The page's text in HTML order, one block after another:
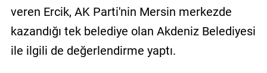
veren Ercik, AK Parti'nin Mersin merkezde
kazandığı tek belediye olan Akdeniz Belediyesi
ile ilgili de değerlendirme yaptı.